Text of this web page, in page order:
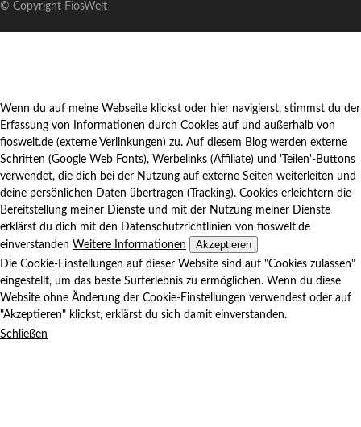
© Copyright FiosWelt
Wenn du auf meine Webseite klickst oder hier navigierst, stimmst du der
Erfassung von Informationen durch Cookies auf und außerhalb von
fioswelt.de (externe Verlinkungen) zu. Auf diesem Blog werden externe
Schriften (Google Web Fonts), Werbelinks (Affiliate) und 'Teilen'-Buttons
verwendet, die dich bei der Nutzung auf externe Seiten weiterleiten und
deine persönlichen Daten übertragen (Tracking). Cookies erleichtern die
Bereitstellung meiner Dienste und mit der Nutzung meiner Dienste
erklärst du dich mit den Datenschutzrichtlinien von fioswelt.de
einverstanden Weitere Informationen Akzeptieren
Die Cookie-Einstellungen auf dieser Website sind auf "Cookies zulassen"
eingestellt, um das beste Surferlebnis zu ermöglichen. Wenn du diese
Website ohne Änderung der Cookie-Einstellungen verwendest oder auf
"Akzeptieren" klickst, erklärst du sich damit einverstanden.
Schließen